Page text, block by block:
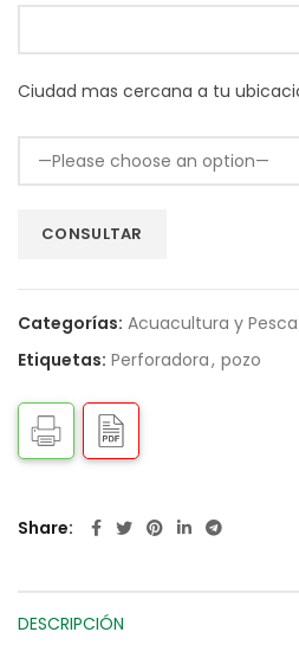
Ciudad mas cercana a tu
Categorías: Acuacultura y Pesca
Etiquetas: Perforadora, pozo
Share
DESCRIPCIÓN